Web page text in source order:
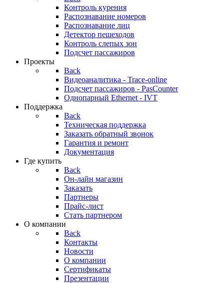
Контроль курения
Распознавание номеров
Распознавание лиц
Детектор пешеходов
Контроль слепых зон
Подсчет пассажиров
Проекты
Back
Видеоаналитика - Trace-online
Подсчет пассажиров - PasCounter
Однопарный Ethernet - IVT
Поддержка
Back
Техническая поддержка
Заказать обратный звонок
Гарантия и ремонт
Документация
Где купить
Back
Он-лайн магазин
Заказать
Партнеры
Прайс-лист
Стать партнером
О компании
Back
Контакты
Новости
О компании
Сертификаты
Презентации